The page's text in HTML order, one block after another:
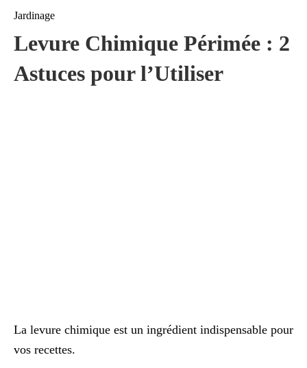
Jardinage
Levure Chimique Périmée : 2
Astuces pour l’Utiliser
La levure chimique est un ingrédient indispensable pour
vos recettes.